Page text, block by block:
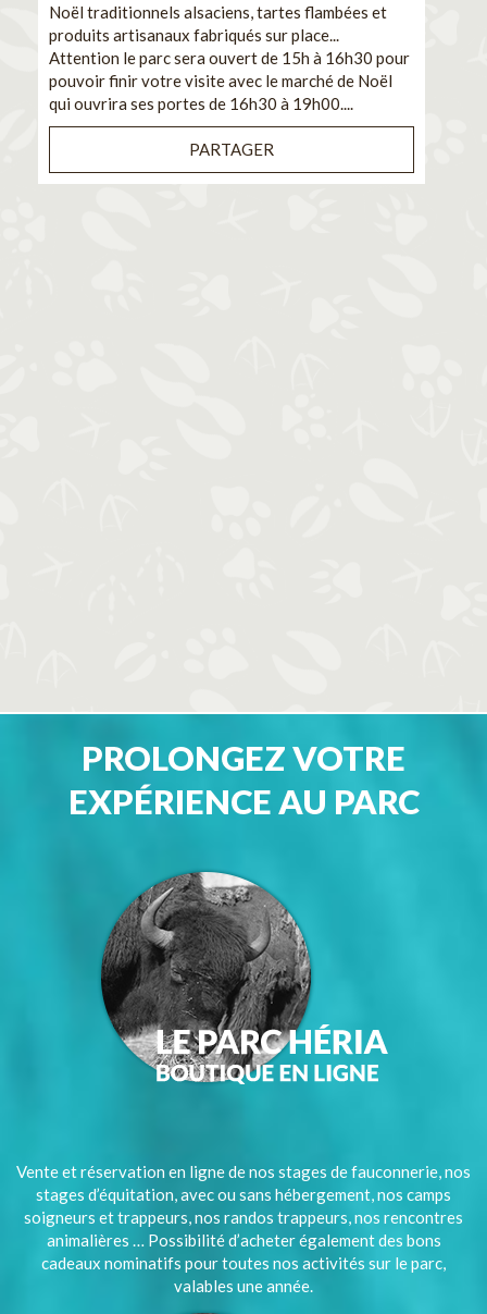
Noël traditionnels alsaciens, tartes flambées et
produits artisanaux fabriqués sur place...
Attention le parc sera ouvert de 15h à 16h30 pour
pouvoir finir votre visite avec le marché de Noël
qui ouvrira ses portes de 16h30 à 19h00....
PARTAGER
PROLONGEZ VOTRE
EXPÉRIENCE AU PARC
Vente et réservation en ligne de nos stages de fauconnerie, nos
stages d’équitation, avec ou sans hébergement, nos camps
soigneurs et trappeurs, nos randos trappeurs, nos rencontres
animalières … Possibilité d’acheter également des bons
cadeaux nominatifs pour toutes nos activités sur le parc,
valables une année.